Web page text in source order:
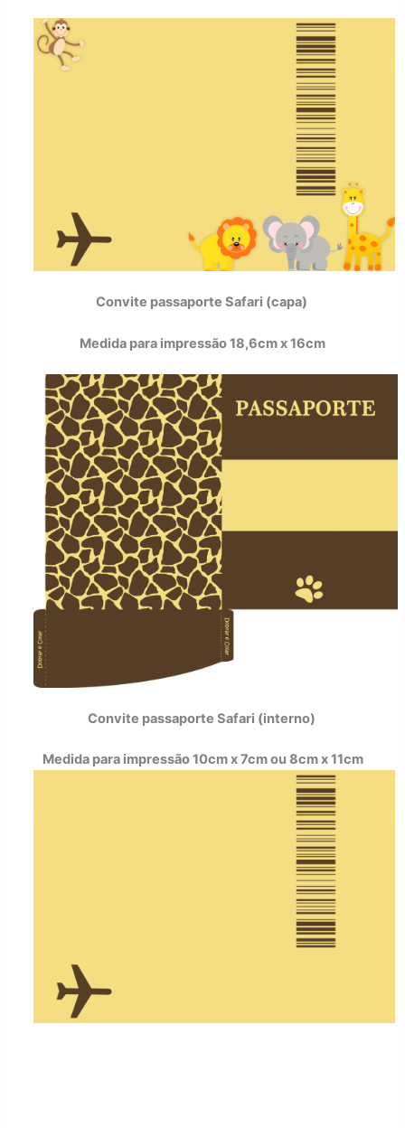
Convite passaporte Safari (capa)
Medida para impressão 18,6cm x 16cm
Convite passaporte Safari (interno)
Medida para impressão 10cm x 7cm ou 8cm x 11cm